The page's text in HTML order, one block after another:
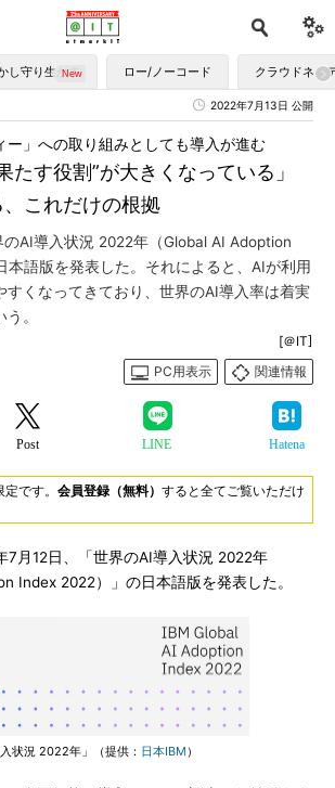
し守り生かす ロー/ノーコード クラウドネイ
2022年7月13日 公開
たす役割”が大きくなっている」
これだけの根拠
ー」への取り組みとしても導入が進む
のAI導入状況 2022年（Global AI Adoption
本語版を発表した。それによると、AIが利用
すくなってきており、世界のAI導入率は着実
。
[＠IT]
PC用表示
関連情報
Post LINE Hatena
です。 会員登録（無料） すると全てご覧いただけ
月12日、「世界のAI導入状況 2022年
Index 2022）」の日本語版を発表した。
入状況 2022年」（提供： 日本IBM）